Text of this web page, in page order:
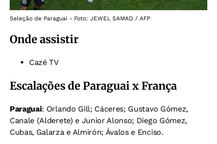
Seleção de Paraguai - Foto: JEWEL SAMAD / AFP
Onde assistir
Cazé TV
Escalações de Paraguai x França
Paraguai: Orlando Gill; Cáceres; Gustavo Gómez,
Canale (Alderete) e Junior Alonso; Diego Gómez,
Cubas, Galarza e Almirón; Ávalos e Enciso.